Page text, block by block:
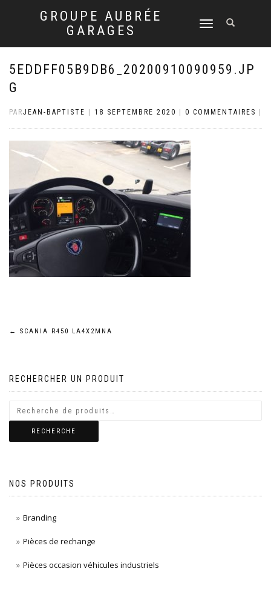
GROUPE AUBRÉE
GARAGES
DÉPLIER
NAVIGATION
5EDDFF05B9DB6_20200910090959.JP
G
PARJEAN-BAPTISTE 18 SEPTEMBRE 2020 0 COMMENTAIRES
Navigation
l’article
← SCANIA R450 LA4X2MNA
RECHERCHER UN PRODUIT
RECHERCHE
NOS PRODUITS
Branding
Pièces de rechange
Pièces occasion véhicules industriels